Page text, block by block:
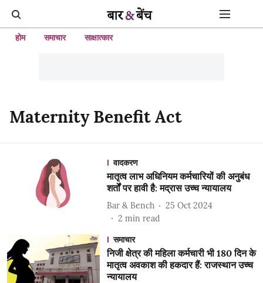
होम समाचार साक्षात्कार
Maternity Benefit Act
वादकरण
मातृत्व लाभ अधिनियम कर्मचारियों की अनुबंध
शर्तों पर हावी है: मद्रास उच्च न्यायालय
Bar & Bench
25 Oct 2024
2 min read
समाचार
निजी क्षेत्र की महिला कर्मचारी भी 180 दिन के
मातृत्व अवकाश की हकदार हैं: राजस्थान उच्च
न्यायालय